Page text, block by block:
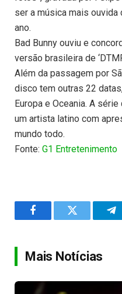
ser a música mais
ano.
Bad Bunny ouviu e
versão brasileira de
Além da passagem por
disco tem outras 22
Europa e Oceania. A
um artista latino com
mundo todo.
Fonte: G1 Entretenimento
FacebookTwitter
Mais Notícias